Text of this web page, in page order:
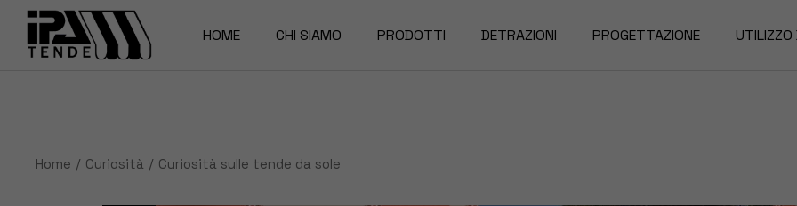
content
HOME CHI SIAMO PRODOTTI DETRAZIONI PROGETTAZIONE UTILIZZO
Home Curiosità Curiosità sulle tende da sole